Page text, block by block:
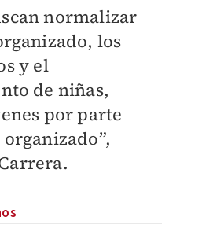
normalizar
los
y el
de niñas,
por parte